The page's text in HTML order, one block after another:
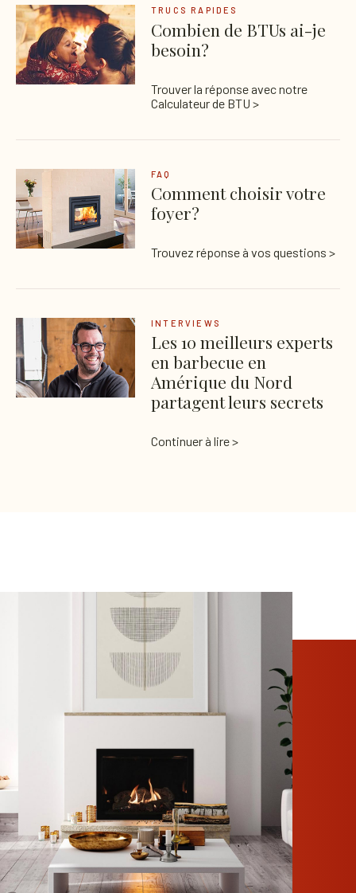
TRUCS RAPIDES
Combien de BTUs ai-je
besoin?
Trouver la réponse avec notre
Calculateur de BTU >
FAQ
Comment choisir votre
foyer?
Trouvez réponse à vos questions >
INTERVIEWS
Les 10 meilleurs experts
en barbecue en
Amérique du Nord
partagent leurs secrets
Continuer à lire >